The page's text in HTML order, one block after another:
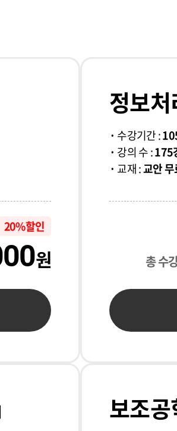
20% 할인
원
정보
수강기간 :
강의 수 :175
교재 :교안
총 수
보조